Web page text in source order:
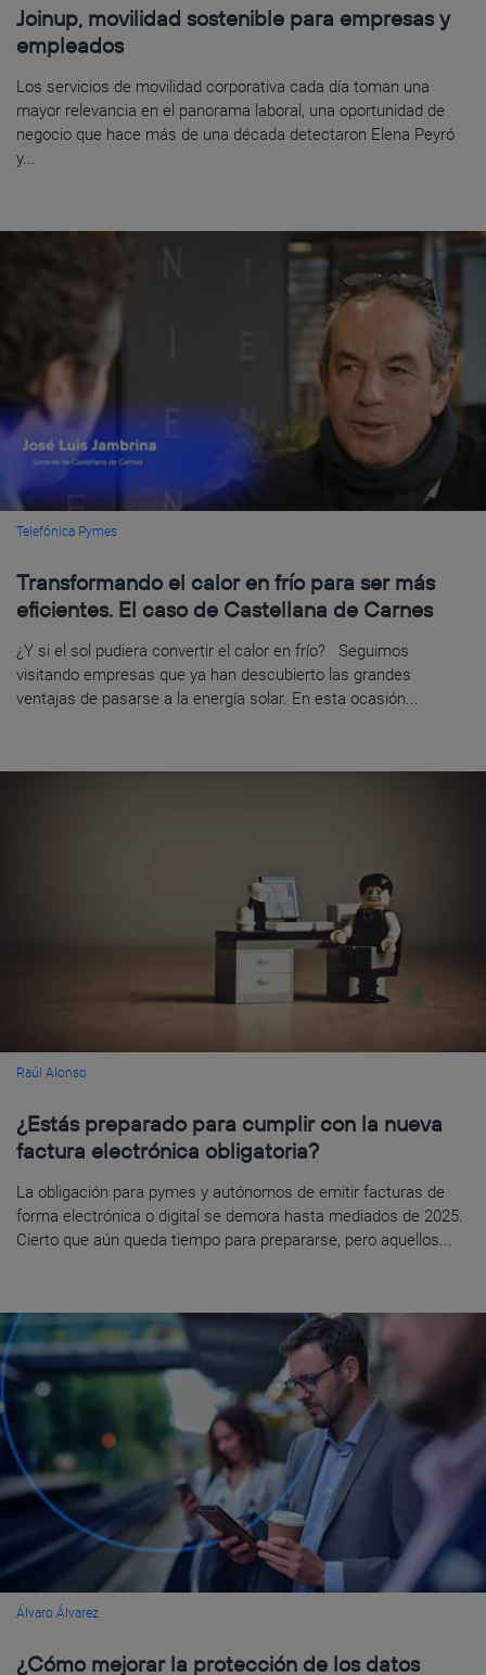
Joinup, movilidad sostenible para empresas y
empleados
Los servicios de movilidad corporativa cada día toman una
mayor relevancia en el panorama laboral, una oportunidad de
negocio que hace más de una década detectaron Elena Peyró
y...
Telefónica Pymes
Transformando el calor en frío para ser más
eficientes. El caso de Castellana de Carnes
¿Y si el sol pudiera convertir el calor en frío? Seguimos
visitando empresas que ya han descubierto las grandes
ventajas de pasarse a la energía solar. En esta ocasión...
Raúl Alonso
¿Estás preparado para cumplir con la nueva
factura electrónica obligatoria?
La obligación para pymes y autónomos de emitir facturas de
forma electrónica o digital se demora hasta mediados de 2025.
Cierto que aún queda tiempo para prepararse, pero aquellos...
Álvaro Álvarez
¿Cómo mejorar la protección de los datos